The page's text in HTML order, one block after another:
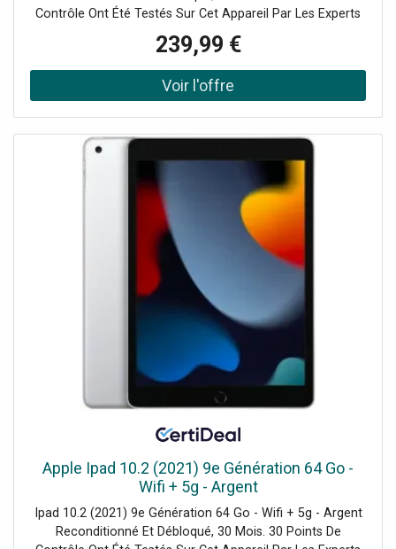
Contrôle Ont Été Testés Sur Cet Appareil Par Les Experts
De Certideal Pour 100% De Qualité.
239,99 €
Apple Ipad 10.2 (2021) 9e Génération 64 Go -
Wifi + 5g - Argent
Ipad 10.2 (2021) 9e Génération 64 Go - Wifi + 5g - Argent
Reconditionné Et Débloqué, 30 Mois. 30 Points De